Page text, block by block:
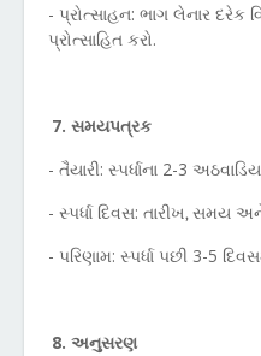
- પ્રોત્સાહન: ભાગ લેનાર દરેક
પ્રોત્સાહિત કરો.
7. સમયપત્રક
- તૈયારી: સ્પર્ધાના 2-3
- સ્પર્ધા દિવસ: તારીખ,સમય અને
- પરિણામ: સ્પર્ધા પછી 3-5
8. અનુસરણ